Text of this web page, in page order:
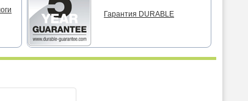
Гарантия DURABLE